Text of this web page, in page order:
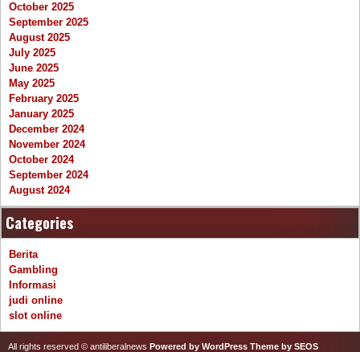
October 2025
September 2025
August 2025
July 2025
June 2025
May 2025
February 2025
January 2025
December 2024
November 2024
October 2024
September 2024
August 2024
Categories
Berita
Gambling
Informasi
judi online
slot online
All rights reserved © antiliberalnews Powered by WordPress Theme by SEOS